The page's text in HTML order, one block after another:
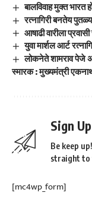
बालविवाह मुक्त भारत
रत्नागिरी बनतेय
आषाढी वारीला
युवा मार्शल आर्ट
लोकनेते शामराव पेजे
स्मारक : मुख्यमंत्री
Sign
Be keep
straight to
[mc4wp_form]